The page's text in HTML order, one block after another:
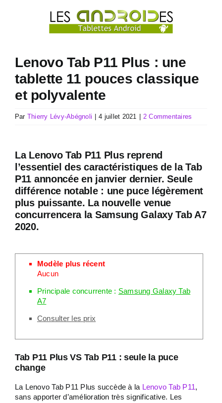
Lenovo Tab P11 Plus : une
tablette 11 pouces classique
et polyvalente
Par Thierry Lévy-Abégnoli 4 juillet 2021 2 Commentaires
La Lenovo Tab P11 Plus reprend
l’essentiel des caractéristiques de la Tab
P11 annoncée en janvier dernier. Seule
différence notable : une puce légèrement
plus puissante. La nouvelle venue
concurrencera la Samsung Galaxy Tab A7
2020.
Modèle plus récent
Aucun
Principale concurrente : Samsung Galaxy Tab
A7
Consulter les prix
Tab P11 Plus VS Tab P11 : seule la puce
change
La Lenovo Tab P11 Plus succède à la Lenovo Tab P11,
sans apporter d’amélioration très significative. Les